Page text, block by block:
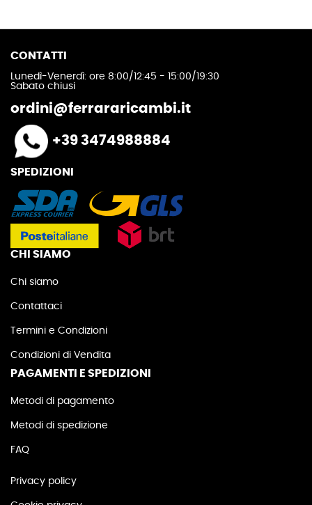
CONTATTI
Lunedì-Venerdì: ore 8:00/12:45 - 15:00/19:30
Sabato chiusi
ordini@ferrararicambi.it
+39 3474988884
SPEDIZIONI
CHI SIAMO
Chi siamo
Contattaci
Termini e Condizioni
Condizioni di Vendita
PAGAMENTI E SPEDIZIONI
Metodi di pagamento
Metodi di spedizione
FAQ
Privacy policy